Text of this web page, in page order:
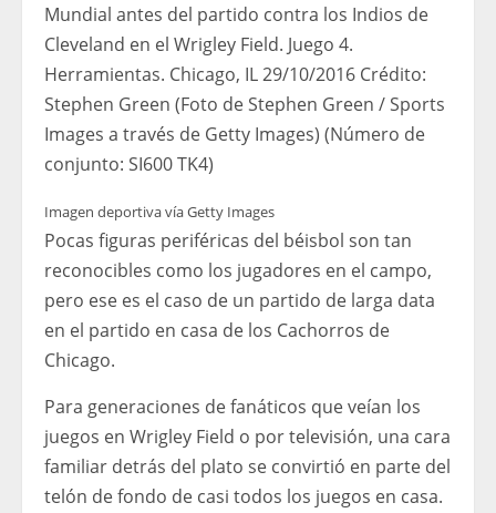
Mundial antes del partido contra los Indios de
Cleveland en el Wrigley Field. Juego 4.
Herramientas. Chicago, IL 29/10/2016 Crédito:
Stephen Green (Foto de Stephen Green / Sports
Images a través de Getty Images) (Número de
conjunto: SI600 TK4)
Imagen deportiva vía Getty Images
Pocas figuras periféricas del béisbol son tan
reconocibles como los jugadores en el campo,
pero ese es el caso de un partido de larga data
en el partido en casa de los Cachorros de
Chicago.
Para generaciones de fanáticos que veían los
juegos en Wrigley Field o por televisión, una cara
familiar detrás del plato se convirtió en parte del
telón de fondo de casi todos los juegos en casa.